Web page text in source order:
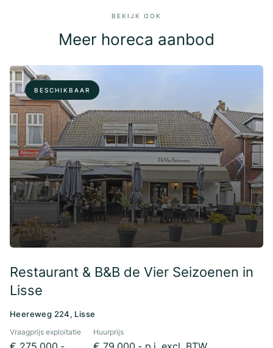
BEKIJK OOK
Meer horeca aanbod
BESCHIKBAAR
Restaurant & B&B de Vier Seizoenen in
Lisse
Heereweg 224, Lisse
Vraagprijs exploitatie Huurprijs